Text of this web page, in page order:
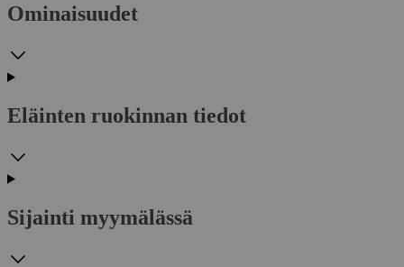
Ominaisuudet
Eläinten ruokinnan tiedot
Sijainti myymälässä